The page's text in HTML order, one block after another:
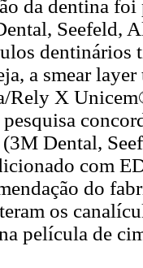
da dentina
Seefeld,
dentinários
a smear
Rely X
Dental,
com
do
os
película de